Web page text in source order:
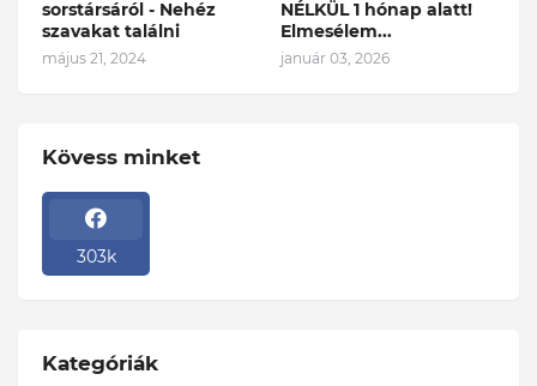
sorstársáról - Nehéz
szavakat találni
május 21, 2024
NÉLKÜL 1 hónap alatt!
Elmesélem...
január 03, 2026
Kövess minket
303k
Kategóriák